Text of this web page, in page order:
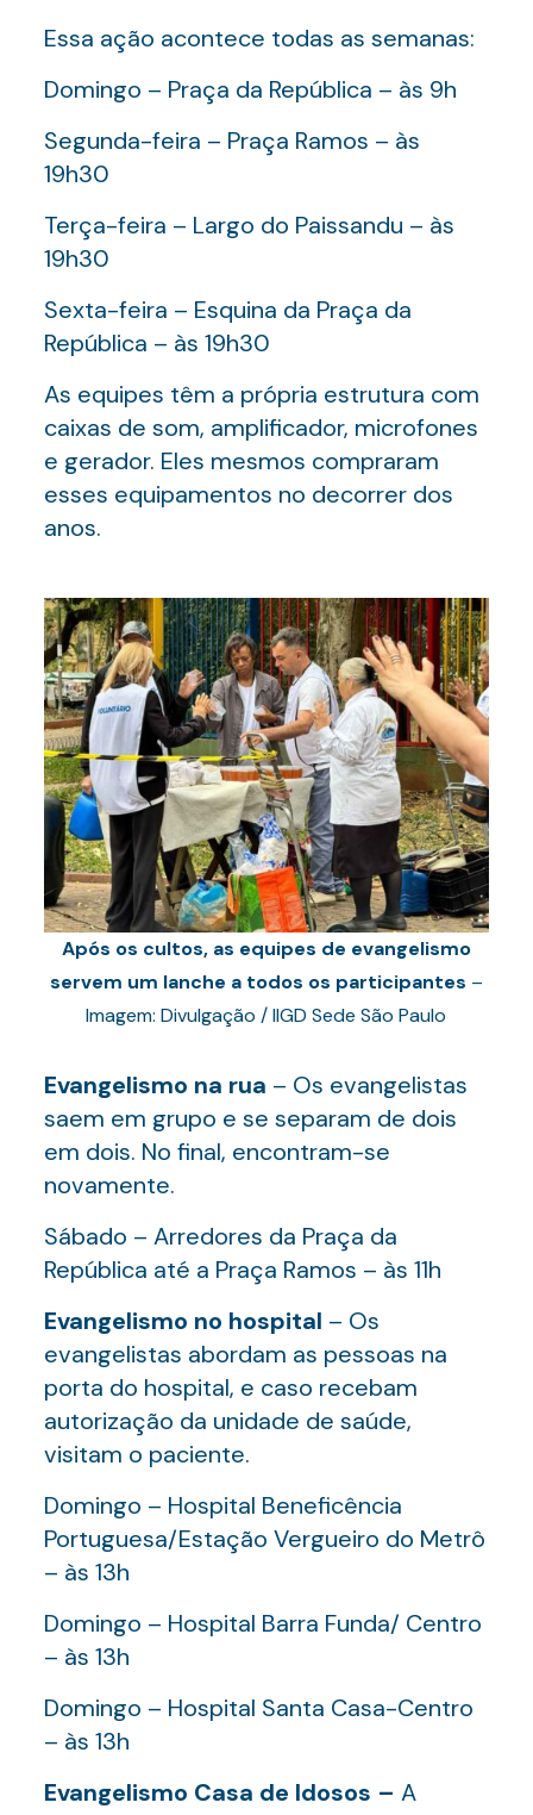
Essa ação acontece todas as semanas:
Domingo – Praça da República – às 9h
Segunda-feira – Praça Ramos – às
19h30
Terça-feira – Largo do Paissandu – às
19h30
Sexta-feira – Esquina da Praça da
República – às 19h30
As equipes têm a própria estrutura com
caixas de som, amplificador, microfones
e gerador. Eles mesmos compraram
esses equipamentos no decorrer dos
anos.
Após os cultos, as equipes de evangelismo
servem um lanche a todos os participantes –
Imagem: Divulgação / IIGD Sede São Paulo
Evangelismo na rua – Os evangelistas
saem em grupo e se separam de dois
em dois. No final, encontram-se
novamente.
Sábado – Arredores da Praça da
República até a Praça Ramos – às 11h
Evangelismo no hospital – Os
evangelistas abordam as pessoas na
porta do hospital, e caso recebam
autorização da unidade de saúde,
visitam o paciente.
Domingo – Hospital Beneficência
Portuguesa/Estação Vergueiro do Metrô
– às 13h
Domingo – Hospital Barra Funda/ Centro
– às 13h
Domingo – Hospital Santa Casa-Centro
– às 13h
Evangelismo Casa de Idosos – A